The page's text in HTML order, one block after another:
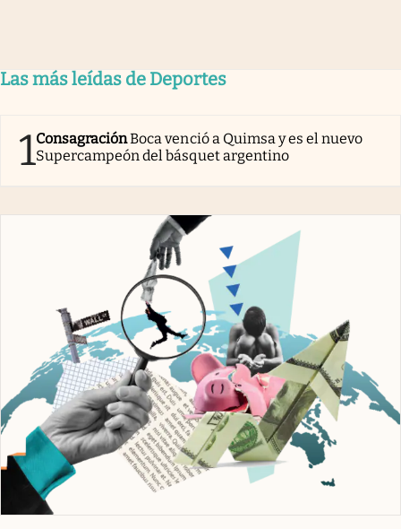
Las más leídas de Deportes
1ConsagraciónBoca venció a Quimsa y es el nuevo
Supercampeón del básquet argentino